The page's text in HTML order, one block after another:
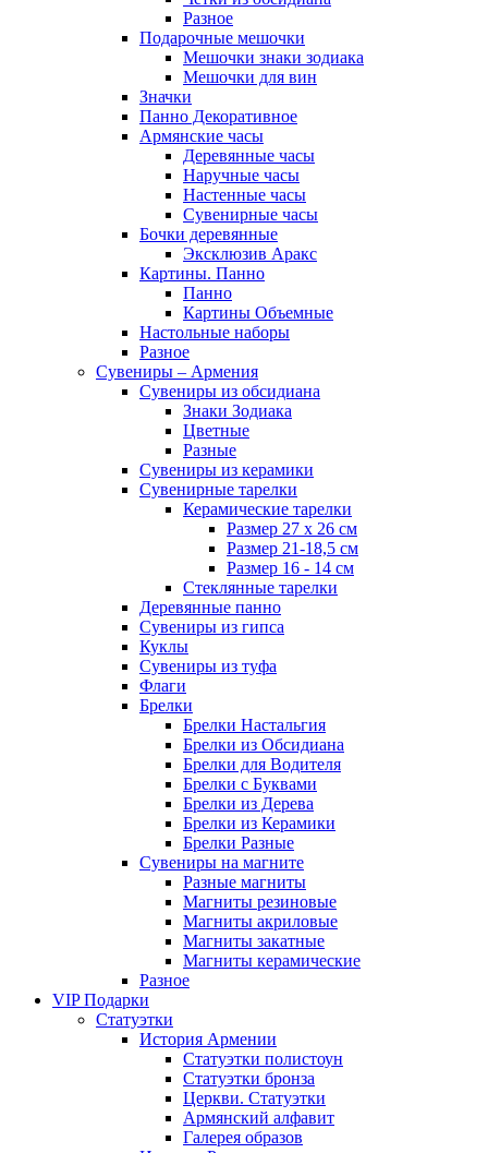
Разное
Подарочные мешочки
Мешочки знаки зодиака
Мешочки для вин
Значки
Панно Декоративное
Армянские часы
Деревянные часы
Наручные часы
Настенные часы
Сувенирные часы
Бочки деревянные
Эксклюзив Аракс
Картины. Панно
Панно
Картины Объемные
Настольные наборы
Разное
Сувениры – Армения
Сувениры из обсидиана
Знаки Зодиака
Цветные
Разные
Сувениры из керамики
Сувенирные тарелки
Керамические тарелки
Размер 27 х 26 см
Размер 21-18,5 см
Размер 16 - 14 см
Стеклянные тарелки
Деревянные панно
Сувениры из гипса
Куклы
Сувениры из туфа
Флаги
Брелки
Брелки Настальгия
Брелки из Обсидиана
Брелки для Водителя
Брелки с Буквами
Брелки из Дерева
Брелки из Керамики
Брелки Разные
Сувениры на магните
Разные магниты
Магниты резиновые
Магниты акриловые
Магниты закатные
Магниты керамические
Разное
VIP Подарки
Статуэтки
История Армении
Статуэтки полистоун
Статуэтки бронза
Церкви. Статуэтки
Армянский алфавит
Галерея образов